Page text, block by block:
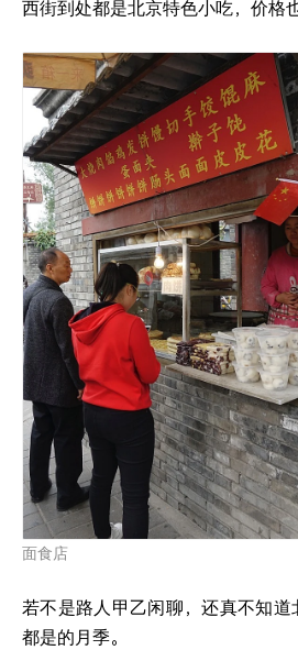
西街到处都是北京特色小吃，价格
面食店
若不是路人甲乙闲聊，还真不知
都是的月季。